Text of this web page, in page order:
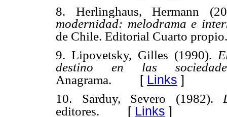
8. Herlinghaus, Hermann
modernidad: melodrama e
de Chile. Editorial Cuarto propio.
9. Lipovetsky, Gilles (1990).
destino en las
Anagrama. [ Links ]
10. Sarduy, Severo (1982).
editores. [ Links ]